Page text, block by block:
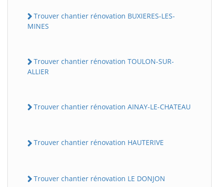
Trouver chantier rénovation BUXIERES-LES-
MINES
Trouver chantier rénovation TOULON-SUR-
ALLIER
Trouver chantier rénovation AINAY-LE-CHATEAU
Trouver chantier rénovation HAUTERIVE
Trouver chantier rénovation LE DONJON